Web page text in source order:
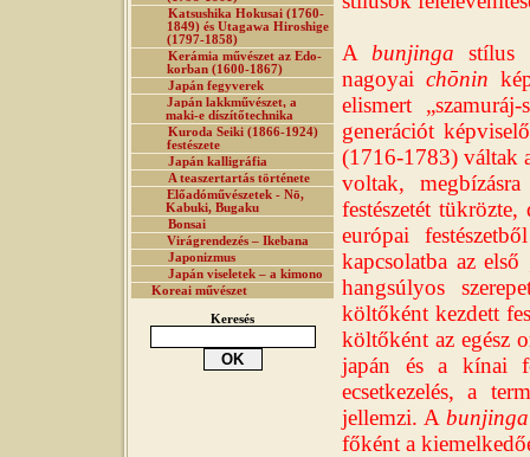
Katsushika Hokusai (1760-
1849) és Utagawa Hiroshige
(1797-1858)
Kerámia művészet az Edo-
korban (1600-1867)
Japán fegyverek
Japán lakkművészet, a
maki-e díszítőtechnika
Kuroda Seiki (1866-1924)
festészete
Japán kalligráfia
A teaszertartás története
Előadóművészetek - Nō,
Kabuki, Bugaku
Bonsai
Virágrendezés – Ikebana
Japonizmus
Japán viseletek – a kimono
Koreai művészet
Keresés
Abunjinga stílus
nagoyai chōnin
elismert
generációt
(1716-1783) váltak
voltak,
festészetét
európai
kapcsolatba az
hangsúlyos
költőként kezdett
költőként az egész
japán és a kínai
ecsetkezelés, a
jellemzi. A bunjinga
főként a